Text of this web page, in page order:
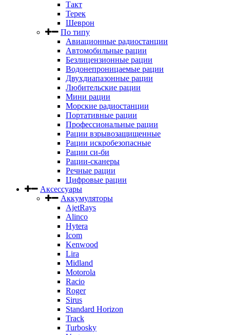
Такт
Терек
Шеврон
По типу
Авиационные радиостанции
Автомобильные рации
Безлицензионные рации
Водонепроницаемые рации
Двухдиапазонные рации
Любительские рации
Мини рации
Морские радиостанции
Портативные рации
Профессиональные рации
Рации взрывозащищенные
Рации искробезопасные
Рации си-би
Рации-сканеры
Речные рации
Цифровые рации
Аксессуары
Аккумуляторы
AjetRays
Alinco
Hytera
Icom
Kenwood
Lira
Midland
Motorola
Racio
Roger
Sirus
Standard Horizon
Track
Turbosky